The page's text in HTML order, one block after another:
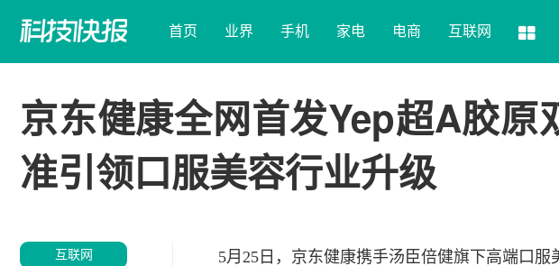
首页 业界 手机 家电 电商 互联网
京东健康全网首发Yep超A胶原
准引领口服美容行业升级
互联网
5月25日，京东健康携手汤臣倍健旗下高端口